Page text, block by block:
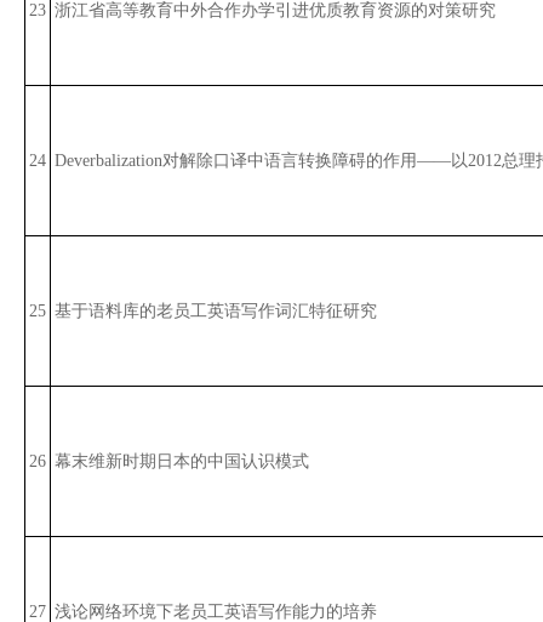
23 浙江省高等教育中外合作办学引进优质教育资源的对策研究
24 Deverbalization对解除口译中语言转换障碍的作用——以2012总理
25 基于语料库的老员工英语写作词汇特征研究
26 幕末维新时期日本的中国认识模式
27 浅论网络环境下老员工英语写作能力的培养